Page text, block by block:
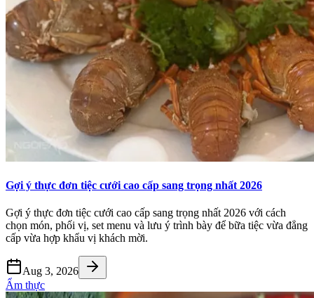
Gợi ý thực đơn tiệc cưới cao cấp sang trọng nhất 2026
Gợi ý thực đơn tiệc cưới cao cấp sang trọng nhất 2026 với cách
chọn món, phối vị, set menu và lưu ý trình bày để bữa tiệc vừa đẳng
cấp vừa hợp khẩu vị khách mời.
Aug 3, 2026
Ẩm thực